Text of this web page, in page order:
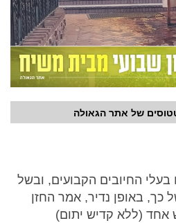
של אתר הגאולה
החיובים הקבועים, ובשל
באופן נדיר, אמר החזן
אחד (ללא קדיש יתום)